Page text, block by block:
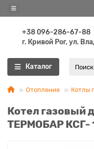
+38 096-286-67-88
г. Кривой Рог, ул.
Каталог
Отопление Котлы
Котел газовый
ТЕРМОБАР КСГ-